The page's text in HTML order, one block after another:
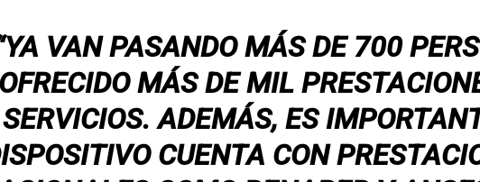
VAN PASANDO MÁS DE 700
OFRECIDO MÁS DE MIL
SERVICIOS. ADEMÁS, ES
CUENTA CON